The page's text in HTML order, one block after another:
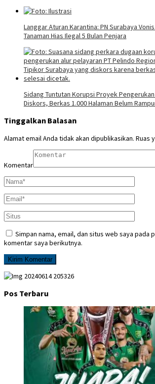
Langgar Aturan Karantina: PN Surabaya
Tanaman Hias Ilegal 5 Bulan Penjara
Sidang Tuntutan Korupsi Proyek
Diskors, Berkas 1.000 Halaman Belum
Tinggalkan Balasan
Alamat email Anda tidak akan dipublikasikan. Ruas
Komentar
Simpan nama, email, dan situs web saya pada
komentar saya berikutnya.
Pos Terbaru